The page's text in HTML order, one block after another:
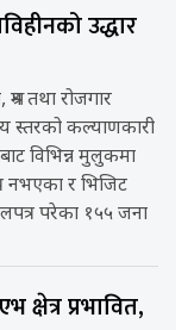
उद्धार
तथा रोजगार
स्तरको कल्याणकारी
विभिन्न मुलुकमा
नभएका र भिजिट
परेका १५५ जना
प्रभावित,